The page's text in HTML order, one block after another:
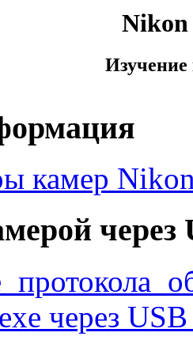
Nikon
Изучение
камер
через
протокола
через